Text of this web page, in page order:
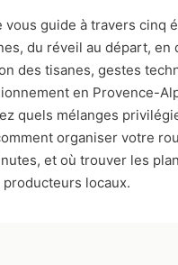
vous guide à travers cinq
du réveil au départ, en
des tisanes, gestes
en Provence-
quels mélanges
organiser votre
et où trouver les
locaux.